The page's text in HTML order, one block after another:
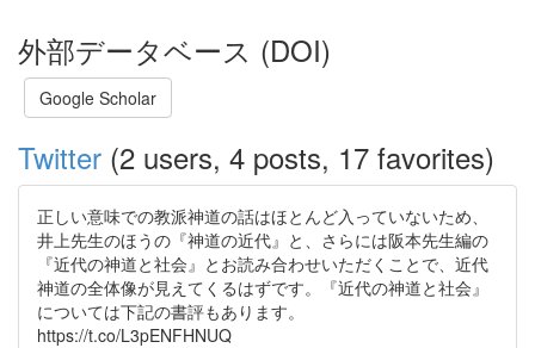
外部データベース (DOI)
Google Scholar
Twitter (2 users, 4 posts, 17 favorites)
正しい意味での教派神道の話はほとんど入っていないため、
井上先生のほうの『神道の近代』と、さらには阪本先生編の
『近代の神道と社会』とお読み合わせいただくことで、近代
神道の全体像が見えてくるはずです。『近代の神道と社会』
については下記の書評もあります。
https://t.co/L3pENFHNUQ